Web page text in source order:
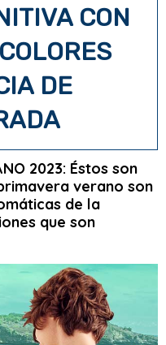
CON
DE
2023: Éstos son
verano son
de la
que son